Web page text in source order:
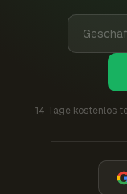
14 Tage kostenlos